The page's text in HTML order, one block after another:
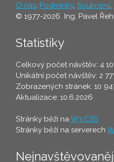
O nás, Podmínky, Soukromí,
© 1977-2026 Ing. Pavel
Statistiky
Celkový počet návštěv: 4
Unikátní počet návštěv: 2
Zobrazených stránek: 10
Aktualizace: 10.6.2026
Stránky běží naW3.CSS
Stránky běží na serverech